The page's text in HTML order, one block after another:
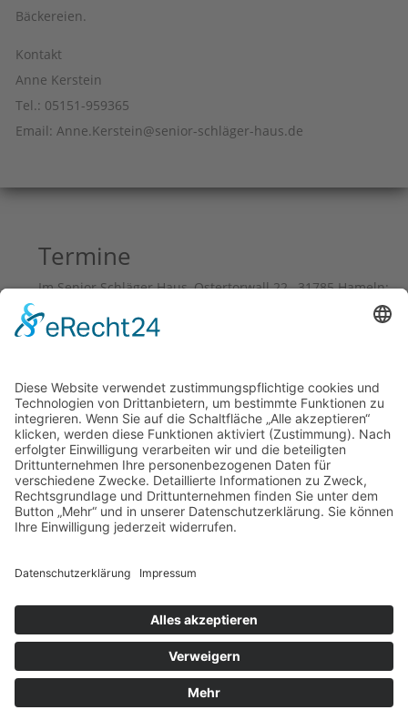
Bäckereien.
Kontakt
Anne Kerstein
Tel.: 05151-959365
Email: Anne.Kerstein@senior-schläger-haus.de
Termine
Im Senior Schläger Haus, Ostertorwall 22, 31785 Hameln:
Frühstück für Obdachlose und Bedürftige
Ab Ende 27. Oktober 2025 bis zum 20. März 2026 montags
Sonntags-Café für Obdachlose und Bedürftige
Ab 26. Oktober 2025 bis 20. März 2026 Sonntags 15.00 bis
17.00 Uhr
by Senior Schläger Haus e.V. /
DatenschutzerklärungWEBSITE POWERED BY